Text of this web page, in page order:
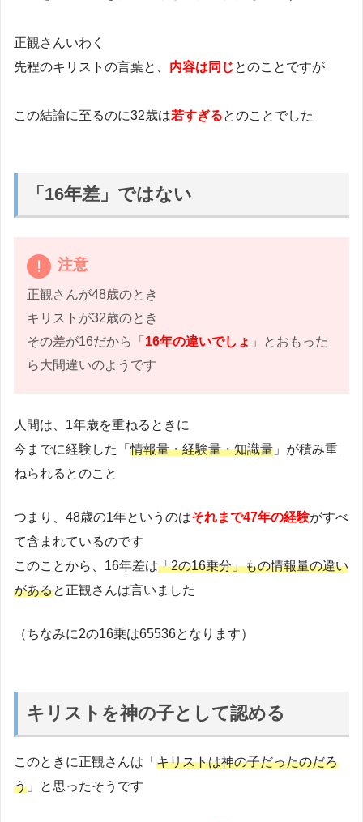
正観さんいわく
先程のキリストの言葉と、 内容は同じとのことですが
この結論に至るのに32歳は若すぎるとのことでした
「16年差」ではない
注意
正観さんが48歳のとき
キリストが32歳のとき
その差が16だから「 16年の違いでしょ 」とおもった
ら大間違いのようです
人間は、1年歳を重ねるときに
今までに経験した「情報量・経験量・知識量 」が積み重
ねられるとのこと
つまり、48歳の1年というのはそれまで47年の経験がすべ
て含まれているのです
このことから、16年差は「2の16乗分」もの情報量の違い
があると正観さんは言いました
（ちなみに2の16乗は65536となります）
キリストを神の子として認める
このときに正観さんは「 キリストは神の子だったのだろ
う 」と思ったそうです